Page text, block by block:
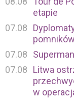
etapie
07.08
07.08
07.08
Litwa
w